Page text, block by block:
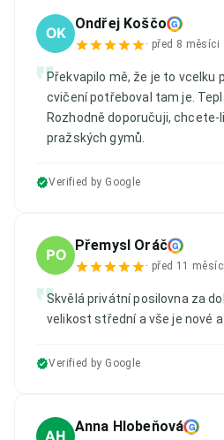
OK Ondřej Koščo G
· před 8 měsíci
Překvapilo mě, že je to
cvičení potřeboval tam je.
Rozhodně doporučuji,
pražských gymů.
Verified by Google
PO Přemysl Oráč G
· před 11 měsíci
Skvělá privátní posilovna za
velikost střední a vše je nové
Verified by Google
AH Anna Hlobeňová G